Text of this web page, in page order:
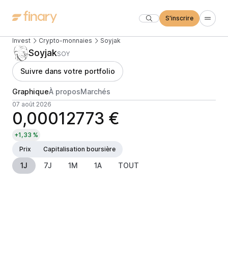
S'inscrire
Invest Crypto-monnaies Soyjak
SoyjakSOY
Suivre dans votre portfolio
GraphiqueÀ proposMarchés
07 août 2026
0,00012773 €
+1,33 %
Prix
Capitalisation boursière
1J 7J 1M 1A TOUT